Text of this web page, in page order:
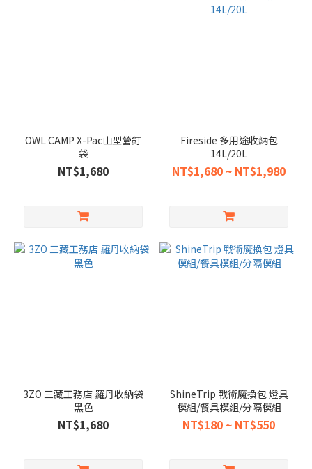
OWL CAMP X-Pac山型營釘
袋
NT$1,680
Fireside 多用途收納包
14L/20L
NT$1,680 ~ NT$1,980
3ZO 三藏工務店 羅丹收納袋
黑色
NT$1,680
ShineTrip 戰術魔換包 燈具
模組/餐具模組/分隔模組
NT$180 ~ NT$550